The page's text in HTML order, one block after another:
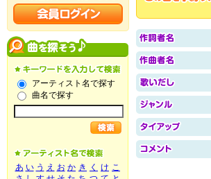
アーティスト名で探す
曲名で探す
あ い う え お か き く け こ